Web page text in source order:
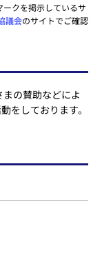
クを掲示しているサ
議会のサイトでご確認
の賛助などによ
をしております。